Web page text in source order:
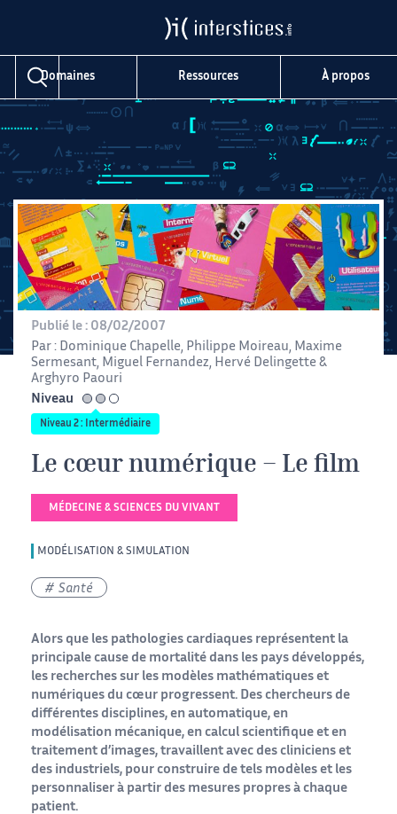
Domaines Ressources À propos
Publié le : 08/02/2007
Par : Dominique Chapelle, Philippe Moireau, Maxime
Sermesant, Miguel Fernandez, Hervé Delingette &
Arghyro Paouri
Niveau
intermédiaire
Niveau 2 : Intermédiaire
Le cœur numérique – Le film
MÉDECINE & SCIENCES DU VIVANT
MODÉLISATION & SIMULATION
Santé
Alors que les pathologies cardiaques représentent la
principale cause de mortalité dans les pays développés,
les recherches sur les modèles mathématiques et
numériques du cœur progressent. Des chercheurs de
différentes disciplines, en automatique, en
modélisation mécanique, en calcul scientifique et en
traitement d’images, travaillent avec des cliniciens et
des industriels, pour construire de tels modèles et les
personnaliser à partir des mesures propres à chaque
patient.